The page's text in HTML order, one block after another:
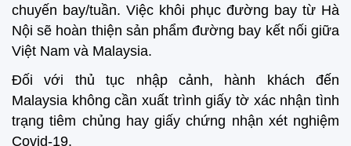
chuyến bay/tuần. Việc khôi phục đường bay từ Hà
Nội sẽ hoàn thiện sản phẩm đường bay kết nối giữa
Việt Nam và Malaysia.
Đối với thủ tục nhập cảnh, hành khách đến
Malaysia không cần xuất trình giấy tờ xác nhận tình
trạng tiêm chủng hay giấy chứng nhận xét nghiệm
Covid-19.